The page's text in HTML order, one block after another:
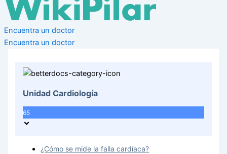
Encuentra un doctor
Encuentra un doctor
Unidad Cardiología
65
¿Cómo se mide la falla cardíaca?